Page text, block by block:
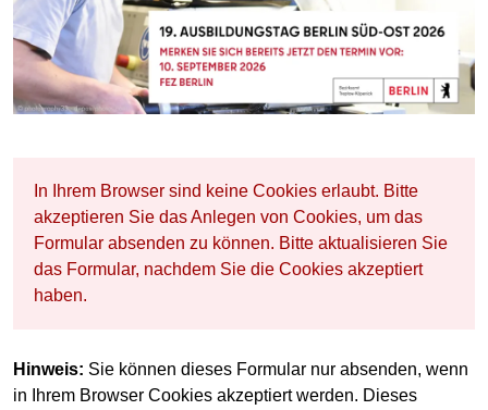
In Ihrem Browser sind keine Cookies erlaubt. Bitte
akzeptieren Sie das Anlegen von Cookies, um das
Formular absenden zu können. Bitte aktualisieren Sie
das Formular, nachdem Sie die Cookies akzeptiert
haben.
Hinweis: Sie können dieses Formular nur absenden, wenn
in Ihrem Browser Cookies akzeptiert werden. Dieses